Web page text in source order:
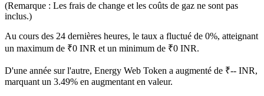
Futures USDC
(Remarque : Les frais de change et les coûts de gaz ne sont pas
inclus.)
Au cours des 24 dernières heures, le taux a fluctué de 0%, atteignant
un maximum de ₹0 INR et un minimum de ₹0 INR.
D'une année sur l'autre, Energy Web Token a augmenté de ₹-- INR,
marquant un 3.49% en augmentant en valeur.